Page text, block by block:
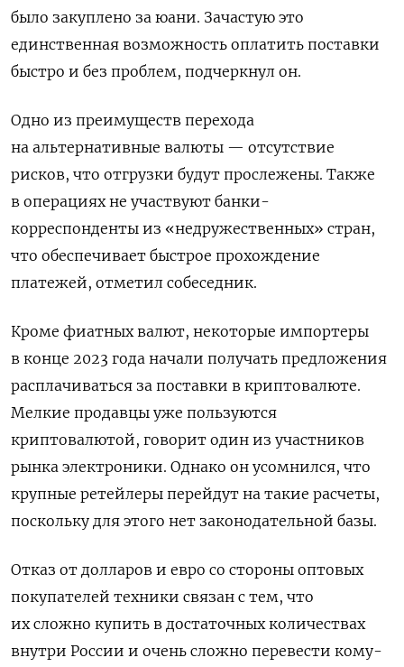
было закуплено за юани. Зачастую это
единственная возможность оплатить поставки
быстро и без проблем, подчеркнул он.
Одно из преимуществ перехода
на альтернативные валюты — отсутствие
рисков, что отгрузки будут прослежены. Также
в операциях не участвуют банки-
корреспонденты из «недружественных» стран,
что обеспечивает быстрое прохождение
платежей, отметил собеседник.
Кроме фиатных валют, некоторые импортеры
в конце 2023 года начали получать предложения
расплачиваться за поставки в криптовалюте.
Мелкие продавцы уже пользуются
криптовалютой, говорит один из участников
рынка электроники. Однако он усомнился, что
крупные ретейлеры перейдут на такие расчеты,
поскольку для этого нет законодательной базы.
Отказ от долларов и евро со стороны оптовых
покупателей техники связан с тем, что
их сложно купить в достаточных количествах
внутри России и очень сложно перевести кому-